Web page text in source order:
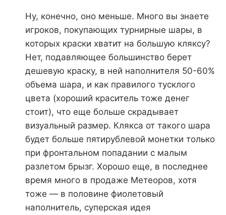
Ну, конечно, оно меньше. Много вы знаете
игроков, покупающих турнирные шары, в
которых краски хватит на большую кляксу?
Нет, подавляющее большинство берет
дешевую краску, в ней наполнителя 50-60%
объема шара, и как правилого тусклого
цвета (хороший краситель тоже денег
стоит), что еще больше скрадывает
визуальный размер. Клякса от такого шара
будет больше пятирублевой монетки только
при фронтальном попадании с малым
разлетом брызг. Хорошо еще, в последнее
время много в продаже Метеоров, хотя
тоже — в половине фиолетовый
наполнитель, суперская идея